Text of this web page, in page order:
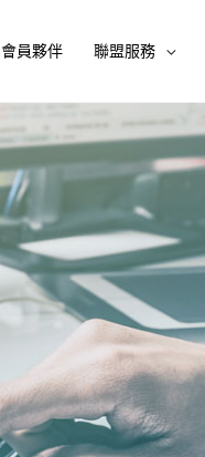
會員夥伴 聯盟服務